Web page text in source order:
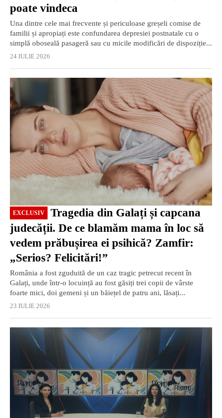
poate vindeca
Una dintre cele mai frecvente și periculoase greșeli comise de
familii și apropiați este confundarea depresiei postnatale cu o
simplă oboseală pasageră sau cu micile modificări de dispoziție...
24 IULIE 2026
EXCLUSIV
EXCLUSIV
judecății. De ce blamăm mama în loc să
vedem prăbușirea ei psihică? Zamfir:
„Serios? Felicitări!”
România a fost zguduită de un caz tragic petrecut recent în
Galați, unde într-o locuință au fost găsiți trei copii de vârste
foarte mici, doi gemeni și un băiețel de patru ani, lăsați...
23 IULIE 2026
EXCLUSIV